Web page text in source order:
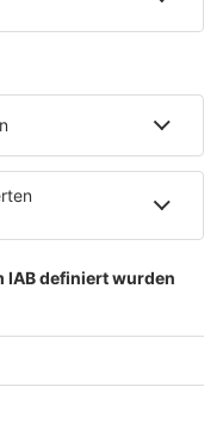
und schicke
ins Radio.
hörst Du ab
bis 15 Uhrim
Real 80s